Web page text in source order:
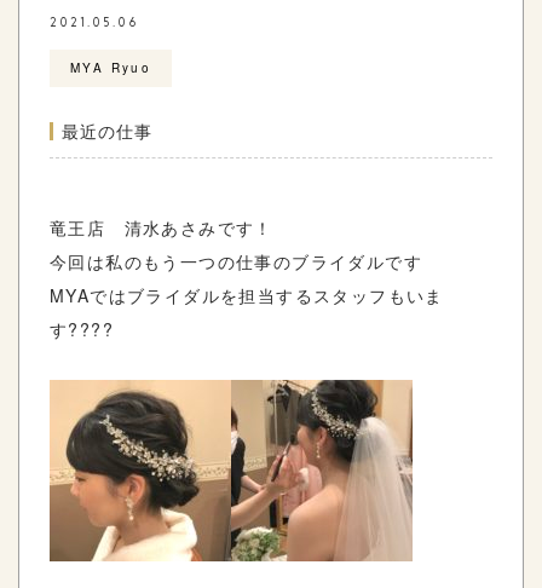
2021.05.06
MYA Ryuo
最近の仕事
竜王店 清水あさみです！
今回は私のもう一つの仕事のブライダルです
MYAではブライダルを担当するスタッフもいま
す????